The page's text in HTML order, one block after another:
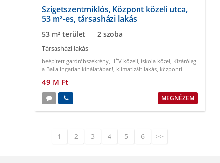
Szigetszentmiklós, Központ közeli utca,
53 m²-es, társasházi lakás
53 m² terület 2 szoba
Társasházi lakás
beépített gardróbszekrény, HÉV közeli, iskola közel, Kizárólag
a Balla Ingatlan kínálatában!, klimatizált lakás, központi
49 M Ft
MEGNÉZEM
1 2 3 4 5 6 >>